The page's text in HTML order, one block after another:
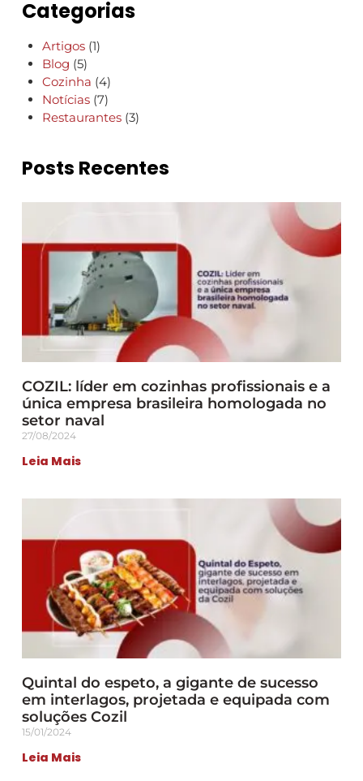
Categorias
Artigos (1)
Blog (5)
Cozinha (4)
Notícias (7)
Restaurantes (3)
Posts Recentes
COZIL: líder em cozinhas profissionais e a
única empresa brasileira homologada no
setor naval
27/08/2024
Leia Mais
Quintal do espeto, a gigante de sucesso
em interlagos, projetada e equipada com
soluções Cozil
15/01/2024
Leia Mais